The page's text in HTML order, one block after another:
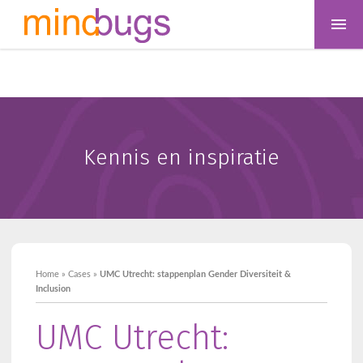
Kennis en inspiratie
Home» Cases» UMC Utrecht: stappenplan Gender Diversiteit &
Inclusion
UMC Utrecht: